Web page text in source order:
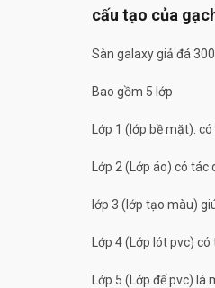
cấu tạo của
Sàn galaxy giả đá
Bao gồm 5 lớp
Lớp 1 (lớp bề mặt):
Lớp 2 (Lớp áo) có
lớp 3 (lớp tạo màu)
Lớp 4 (Lớp lót pvc)
Lớp 5 (Lớp đế pvc) là